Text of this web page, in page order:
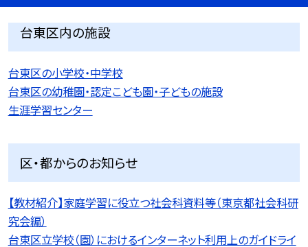
台東区内の施設
台東区の小学校・中学校
台東区の幼稚園・認定こども園・子どもの施設
生涯学習センター
区・都からのお知らせ
【教材紹介】家庭学習に役立つ社会科資料等（東京都社会科研
究会編）
台東区立学校（園）におけるインターネット利用上のガイドライ